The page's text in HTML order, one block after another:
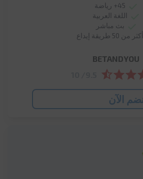
اللغة العربية
بث مباشر
أكثر من 50 طريقة إيداع
BETANDYOU
الآن